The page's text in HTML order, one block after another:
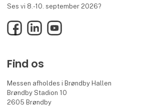
Ses vi 8.-10. september 2026?
FacebookLinkedInYouTube
Find os
Messen afholdes i Brøndby Hallen
Brøndby Stadion 10
2605 Brøndby